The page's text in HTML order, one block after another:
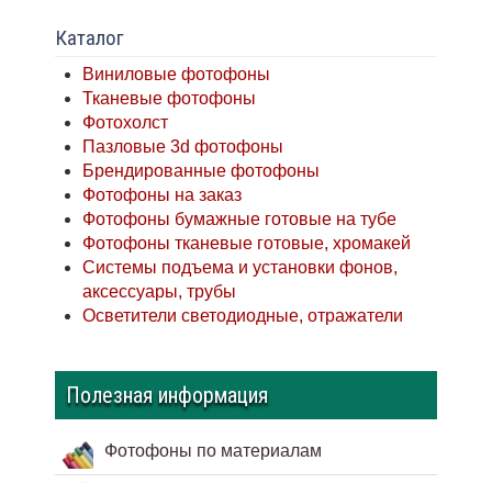
Каталог
Виниловые фотофоны
Тканевые фотофоны
Фотохолст
Пазловые 3d фотофоны
Брендированные фотофоны
Фотофоны на заказ
Фотофоны бумажные готовые на тубе
Фотофоны тканевые готовые, хромакей
Системы подъема и установки фонов,
аксессуары, трубы
Осветители светодиодные, отражатели
Полезная информация
Фотофоны по материалам